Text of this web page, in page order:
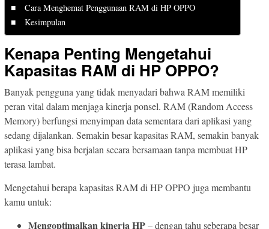
Cara Menghemat Penggunaan RAM di HP OPPO
Kesimpulan
Kenapa Penting Mengetahui
Kapasitas RAM di HP OPPO?
Banyak pengguna yang tidak menyadari bahwa RAM memiliki
peran vital dalam menjaga kinerja ponsel. RAM (Random Access
Memory) berfungsi menyimpan data sementara dari aplikasi yang
sedang dijalankan. Semakin besar kapasitas RAM, semakin banyak
aplikasi yang bisa berjalan secara bersamaan tanpa membuat HP
terasa lambat.
Mengetahui berapa kapasitas RAM di HP OPPO juga membantu
kamu untuk:
Mengoptimalkan kinerja HP– dengan tahu seberapa besar